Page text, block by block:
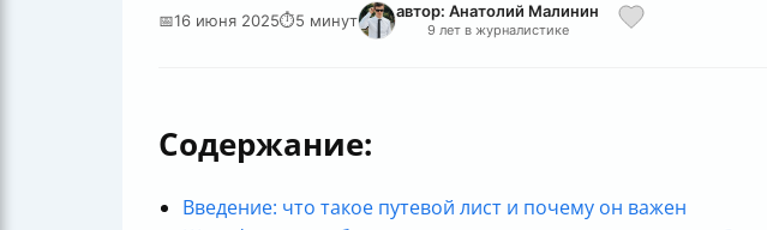
📅16 июня 2025⏱5 минут автор: Анатолий Малинин
9 лет в журналистике
Содержание:
Введение: что такое путевой лист и почему он важен